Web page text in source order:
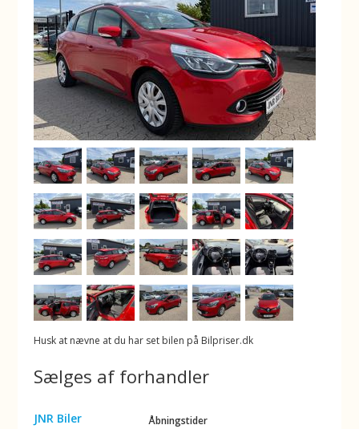
Husk at nævne at du har set bilen på Bilpriser.dk
Sælges af forhandler
JNR Biler
Åbningstider